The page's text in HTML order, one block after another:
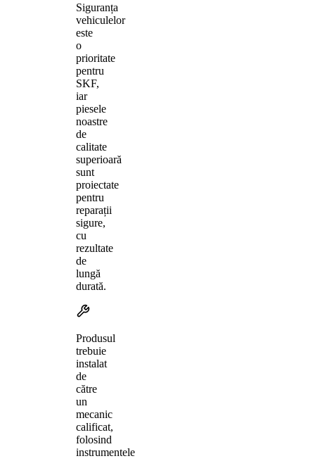
Siguranța
vehiculelor
este
o
prioritate
pentru
SKF,
iar
piesele
noastre
de
calitate
superioară
sunt
proiectate
pentru
reparații
sigure,
cu
rezultate
de
lungă
durată.
Produsul
trebuie
instalat
de
către
un
mecanic
calificat,
folosind
instrumentele